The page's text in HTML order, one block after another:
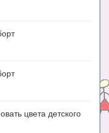
цвета детского